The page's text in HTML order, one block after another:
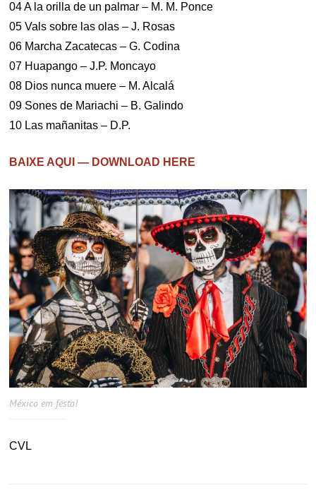
04 A la orilla de un palmar – M. M. Ponce
05 Vals sobre las olas – J. Rosas
06 Marcha Zacatecas – G. Codina
07 Huapango – J.P. Moncayo
08 Dios nunca muere – M. Alcalá
09 Sones de Mariachi – B. Galindo
10 Las mañanitas – D.P.
BAIXE AQUI — DOWNLOAD HERE
México em festa!
CVL